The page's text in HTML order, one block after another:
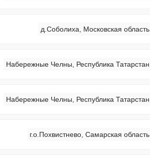
д.Соболиха, Московская область
Набережные Челны, Республика Татарстан
Набережные Челны, Республика Татарстан
г.о.Похвистнево, Самарская область